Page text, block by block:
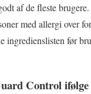
af de fleste
med allergi over
ingredienslisten før
Control ifølge